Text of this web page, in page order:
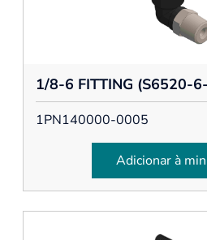
1/8-6 FITTING (S6520-
1PN140000-0005
Adicionar à